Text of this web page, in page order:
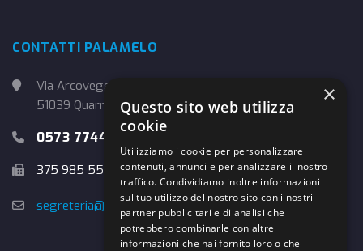
CONTATTI PALAMELO
Via Arcoveggio, 4
51039 Quarrata (PT)
0573 774457
375 985 5526
segreteria@danybasket.it
×
Questo sito web utilizza
cookie
Utilizziamo i cookie per personalizzare
contenuti, annunci e per analizzare il nostro
traffico. Condividiamo inoltre informazioni
sul tuo utilizzo del nostro sito con i nostri
partner pubblicitari e di analisi che
potrebbero combinarle con altre
informazioni che hai fornito loro o che